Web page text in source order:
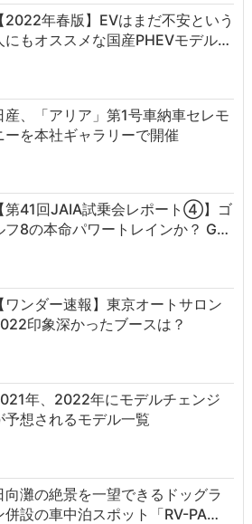
【2022年春版】EVはまだ不安という
にもオススメな国産PHEVモデル…
産、「アリア」第1号車納車セレモ
ーを本社ギャラリーで開催
【第41回JAIA試乗会レポート④】ゴ
フ8の本命パワートレインか？ G…
【ワンダー速報】東京オートサロン
印象深かったブースは？
年、2022年にモデルチェンジ
予想されるモデル一覧
向灘の絶景を一望できるドッグラ
併設の車中泊スポット「RV-PA…